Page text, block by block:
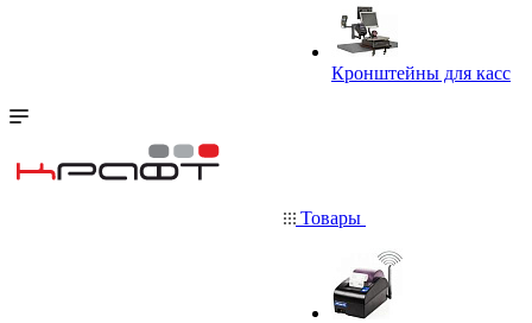
Кронштейны для касс
Товары